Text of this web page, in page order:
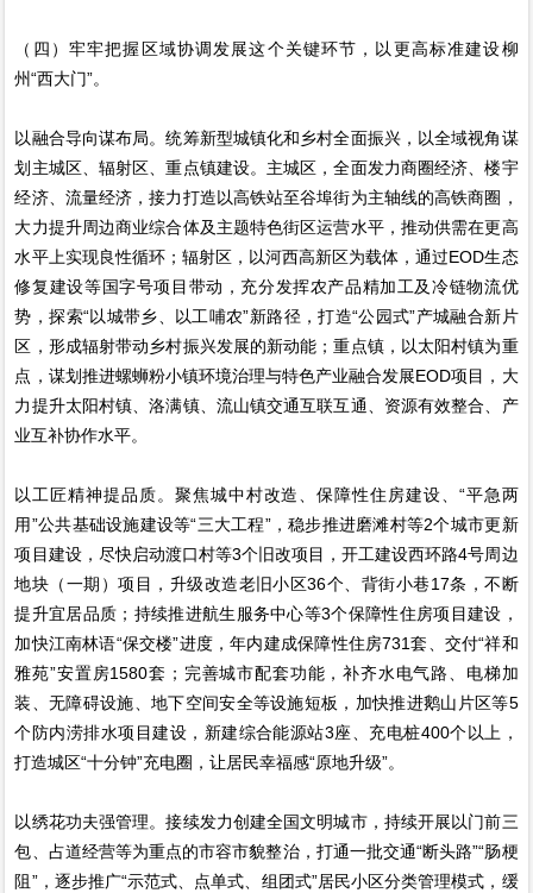
（四）牢牢把握区域协调发展这个关键环节，以更高标准建设柳
州“西大门”。
以融合导向谋布局。统筹新型城镇化和乡村全面振兴，以全域视角谋
划主城区、辐射区、重点镇建设。主城区，全面发力商圈经济、楼宇
经济、流量经济，接力打造以高铁站至谷埠街为主轴线的高铁商圈，
大力提升周边商业综合体及主题特色街区运营水平，推动供需在更高
水平上实现良性循环；辐射区，以河西高新区为载体，通过EOD生态
修复建设等国字号项目带动，充分发挥农产品精加工及冷链物流优
势，探索“以城带乡、以工哺农”新路径，打造“公园式”产城融合新片
区，形成辐射带动乡村振兴发展的新动能；重点镇，以太阳村镇为重
点，谋划推进螺蛳粉小镇环境治理与特色产业融合发展EOD项目，大
力提升太阳村镇、洛满镇、流山镇交通互联互通、资源有效整合、产
业互补协作水平。
以工匠精神提品质。聚焦城中村改造、保障性住房建设、“平急两
用”公共基础设施建设等“三大工程”，稳步推进磨滩村等2个城市更新
项目建设，尽快启动渡口村等3个旧改项目，开工建设西环路4号周边
地块（一期）项目，升级改造老旧小区36个、背街小巷17条，不断
提升宜居品质；持续推进航生服务中心等3个保障性住房项目建设，
加快江南林语“保交楼”进度，年内建成保障性住房731套、交付“祥和
雅苑”安置房1580套；完善城市配套功能，补齐水电气路、电梯加
装、无障碍设施、地下空间安全等设施短板，加快推进鹅山片区等5
个防内涝排水项目建设，新建综合能源站3座、充电桩400个以上，
打造城区“十分钟”充电圈，让居民幸福感“原地升级”。
以绣花功夫强管理。接续发力创建全国文明城市，持续开展以门前三
包、占道经营等为重点的市容市貌整治，打通一批交通“断头路”“肠梗
阻”，逐步推广“示范式、点单式、组团式”居民小区分类管理模式，缓